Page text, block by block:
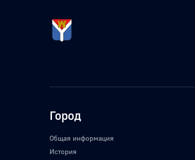
Город
Общая информация
История